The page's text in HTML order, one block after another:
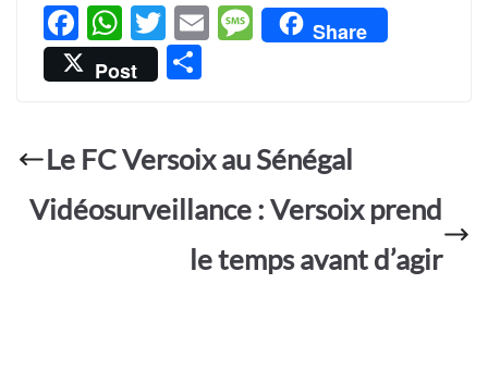
F
ac
e
o
o
k
W
h
at
A
p
p
T
w
itt
E
M
e
Share
Post
g
er
Le FC Versoix au Sénégal
Vidéosurveillance : Versoix prend
le temps avant d’agir